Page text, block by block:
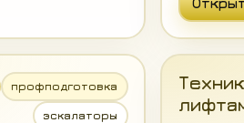
профподготовка
эскалаторы